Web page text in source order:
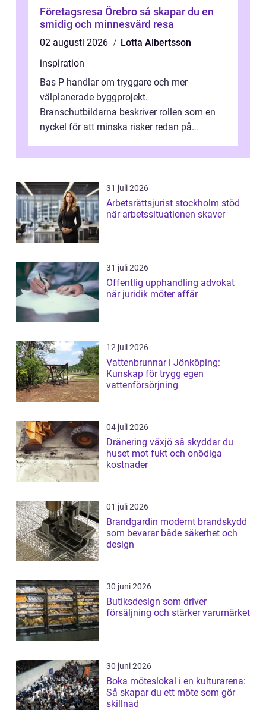
Företagsresa Örebro så skapar du en
smidig och minnesvärd resa
02 augusti 2026
Lotta Albertsson
inspiration
Bas P handlar om tryggare och mer
välplanerade byggprojekt.
Branschutbildarna beskriver rollen som en
nyckel för att minska risker redan på
31 juli 2026
Arbetsrättsjurist stockholm stöd
när arbetssituationen skaver
31 juli 2026
Offentlig upphandling advokat
när juridik möter affär
12 juli 2026
Vattenbrunnar i Jönköping:
Kunskap för trygg egen
vattenförsörjning
04 juli 2026
Dränering växjö så skyddar du
huset mot fukt och onödiga
kostnader
01 juli 2026
Brandgardin modernt brandskydd
som bevarar både säkerhet och
design
30 juni 2026
Butiksdesign som driver
försäljning och stärker varumärket
30 juni 2026
Boka möteslokal i en kulturarena:
Så skapar du ett möte som gör
skillnad